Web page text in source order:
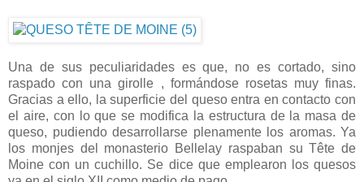
Una de sus peculiaridades es que, no es cortado, sino
raspado con una girolle , formándose rosetas muy finas.
Gracias a ello, la superficie del queso entra en contacto con
el aire, con lo que se modifica la estructura de la masa de
queso, pudiendo desarrollarse plenamente los aromas. Ya
los monjes del monasterio Bellelay raspaban su Tête de
Moine con un cuchillo. Se dice que emplearon los quesos